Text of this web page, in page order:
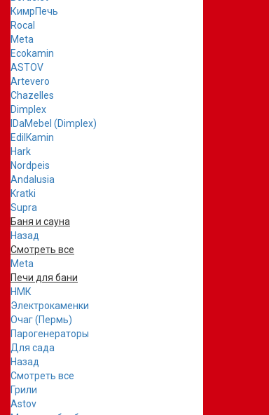
КимрПечь
Rocal
Meta
Ecokamin
ASTOV
Artevero
Chazelles
Dimplex
IDaMebel (Dimplex)
EdilKamin
Hark
Nordpeis
Andalusia
Kratki
Supra
Баня и сауна
Назад
Смотреть все
Meta
Печи для бани
НМК
Электрокаменки
Очаг (Пермь)
Парогенераторы
Для сада
Назад
Смотреть все
Грили
Astov